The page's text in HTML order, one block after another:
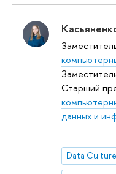
Старший
данных и
Data Culture